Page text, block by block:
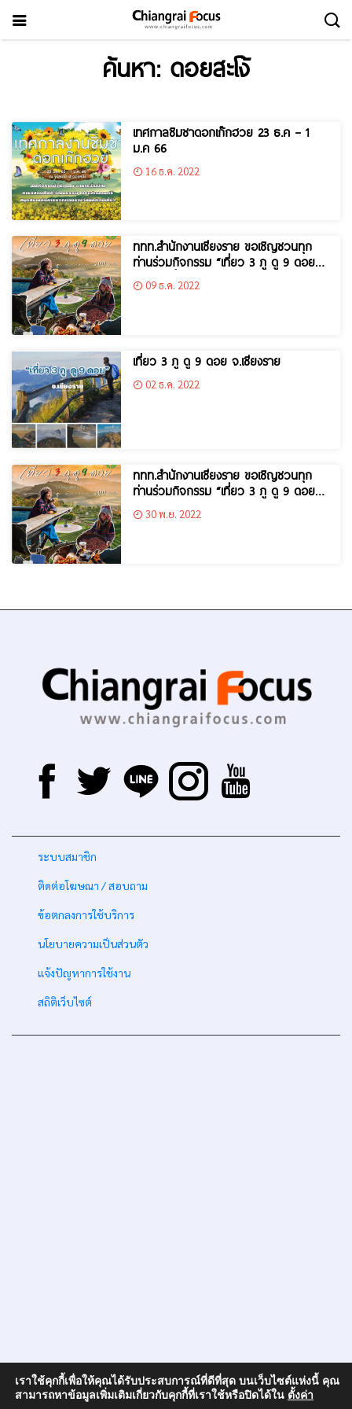
ค้นหา: ดอยสะโง้
เทศกาลชิมชาดอกเก๊กฮวย 23 ธ.ค – 1
ม.ค 66
16 ธ.ค. 2022
ททท.สำนักงานเชียงราย ขอเชิญชวนทุก
ท่านร่วมกิจกรรม “เที่ยว 3 ภู ดู 9 ดอย”
ตั้งแต่วันนี้ – สิ้นเดือน ก.พ.66
09 ธ.ค. 2022
เที่ยว 3 ภู ดู 9 ดอย จ.เชียงราย
02 ธ.ค. 2022
ททท.สำนักงานเชียงราย ขอเชิญชวนทุก
ท่านร่วมกิจกรรม “เที่ยว 3 ภู ดู 9 ดอย”..
ของรางวัลกว่า 220 รายการ
30 พ.ย. 2022
เราใช้คุกกี้เพื่อให้คุณได้รับประสบการณ์ที่ดีที่สุด บนเว็บไซต์แห่งนี้ คุณ
สามารถหาข้อมูลเพิ่มเติมเกี่ยวกับคุกกี้ที่เราใช้หรือปิดได้ใน ตั้งค่า
ระบบสมาชิก
ติดต่อโฆษณา / สอบถาม
ข้อตกลงการใช้บริการ
นโยบายความเป็นส่วนตัว
แจ้งปัญหาการใช้งาน
สถิติเว็บไซต์